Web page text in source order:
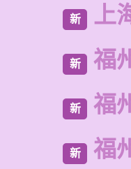
新 上
新 福
新 福
新 福